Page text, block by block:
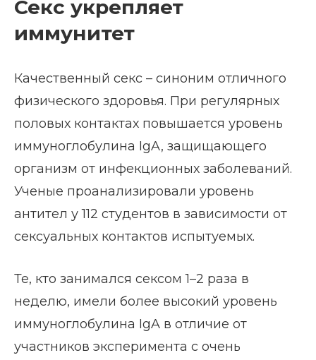
Секс укрепляет
иммунитет
Качественный секс – синоним отличного
физического здоровья. При регулярных
половых контактах повышается уровень
иммуноглобулина IgA, защищающего
организм от инфекционных заболеваний.
Ученые проанализировали уровень
антител у 112 студентов в зависимости от
сексуальных контактов испытуемых.
Те, кто занимался сексом 1–2 раза в
неделю, имели более высокий уровень
иммуноглобулина IgA в отличие от
участников эксперимента с очень